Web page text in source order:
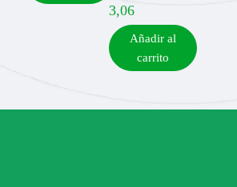
3,06
Añadir al
carrito